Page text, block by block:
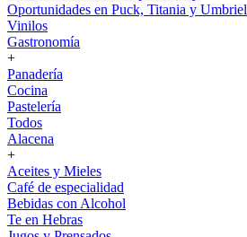
Oportunidades en Puck, Titania y Umbriel
Vinilos
Gastronomía
+
Panadería
Cocina
Pastelería
Todos
Alacena
+
Aceites y Mieles
Café de especialidad
Bebidas con Alcohol
Te en Hebras